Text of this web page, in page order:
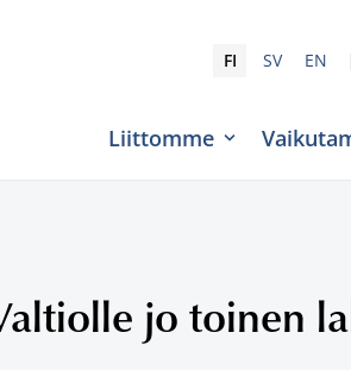
FI SV EN
Liittomme
jo toinen